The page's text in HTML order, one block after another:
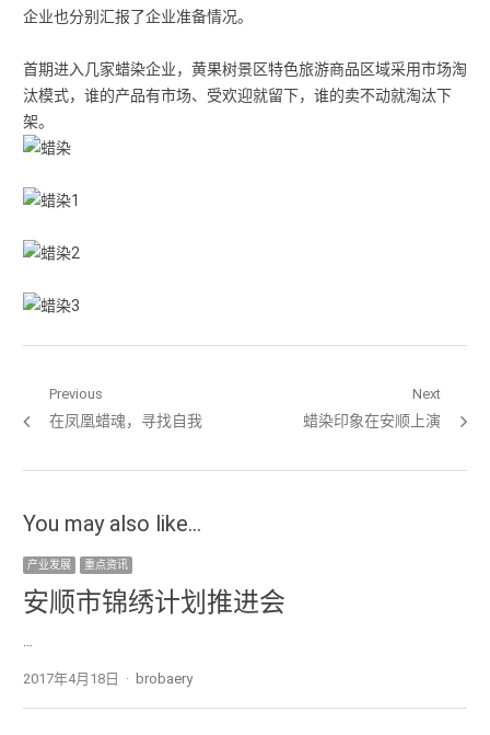
企业也分别汇报了企业准备情况。
首期进入几家蜡染企业，黄果树景区特色旅游商品区域采用市场淘
汰模式，谁的产品有市场、受欢迎就留下，谁的卖不动就淘汰下
架。
文章导航
Previous
Previous post:
在凤凰蜡魂，寻找自我
Next
Next post:
蜡染印象在安顺上演
You may also like...
产业发展 重点资讯
安顺市锦绣计划推进会
…
2017年4月18日 Author
brobaery